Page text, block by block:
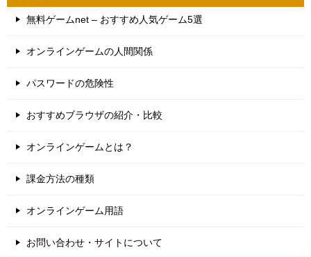
無料ゲームnet – おすすめ人気ゲーム5選
オンラインゲームの人間関係
パスワードの危険性
おすすめブラウザの紹介・比較
オンラインゲームとは？
課金方法の種類
オンラインゲーム用語
お問い合わせ・サイトについて